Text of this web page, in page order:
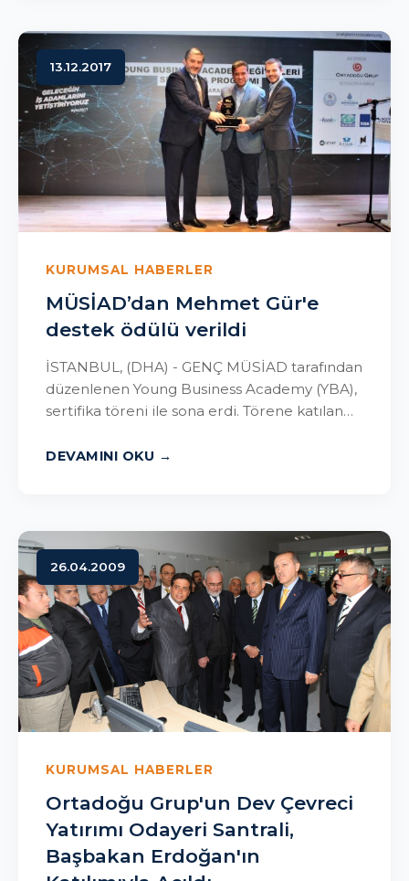
13.12.2017
KURUMSAL HABERLER
MÜSİAD’dan Mehmet Gür'e
destek ödülü verildi
İSTANBUL, (DHA) - GENÇ MÜSİAD tarafından
düzenlenen Young Business Academy (YBA),
sertifika töreni ile sona erdi. Törene katılan
DEVAMINI OKU
26.04.2009
KURUMSAL HABERLER
Ortadoğu Grup'un Dev Çevreci
Yatırımı Odayeri Santrali,
Başbakan Erdoğan'ın